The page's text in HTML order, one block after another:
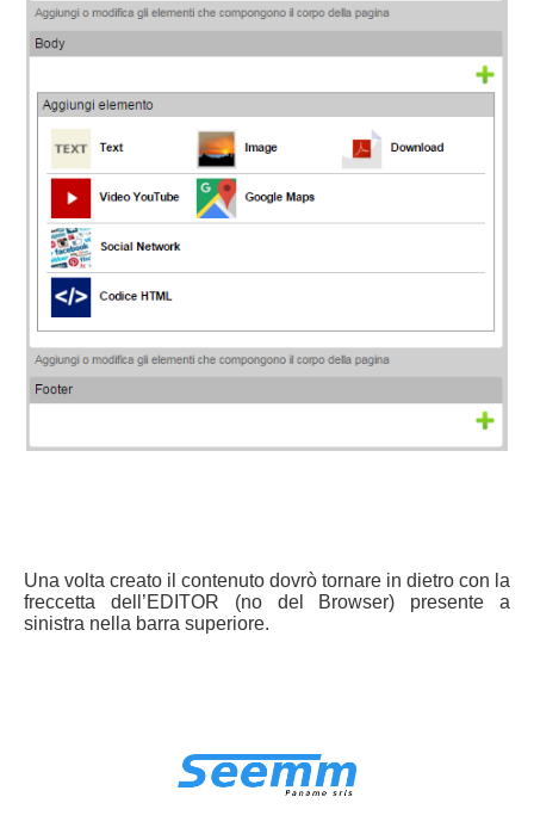
Una volta creato il contenuto dovrò tornare in dietro con la
freccetta dell’EDITOR (no del Browser) presente a
sinistra nella barra superiore.